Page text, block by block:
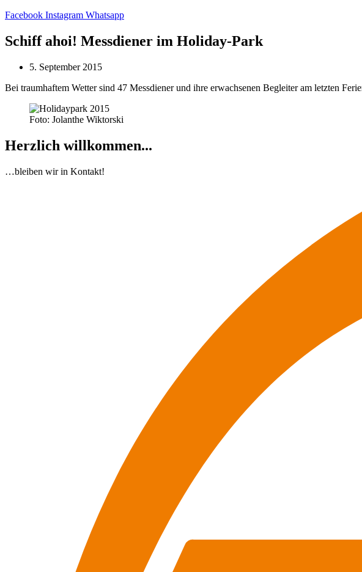
Facebook Instagram Whatsapp
Schiff ahoi! Messdiener im Holiday-Park
5. September 2015
Bei traumhaftem Wetter sind 47 Messdiener und ihre erwachsenen Begleiter am letzten
Foto: Jolanthe Wiktorski
Herzlich willkommen...
…bleiben wir in Kontakt!